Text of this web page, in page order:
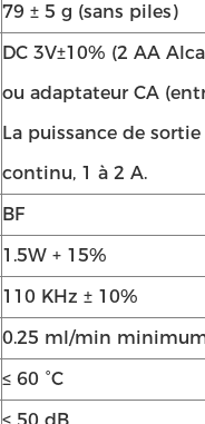
79 ± 5 g (sans piles)
DC 3V±10% (2 AA
ou adaptateur CA
La puissance de
continu, 1 à 2 A.
BF
1.5W + 15%
110 KHz ± 10%
0.25 ml/min
≤ 60 °C